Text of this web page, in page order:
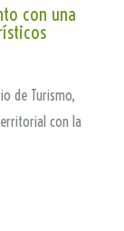
con una
de Turismo,
con la